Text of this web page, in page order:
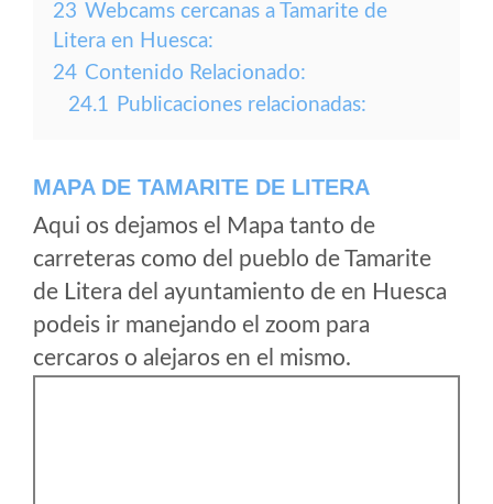
23 Webcams cercanas a Tamarite de
Litera en Huesca:
24 Contenido Relacionado:
24.1 Publicaciones relacionadas:
MAPA DE TAMARITE DE LITERA
Aqui os dejamos el Mapa tanto de
carreteras como del pueblo de Tamarite
de Litera del ayuntamiento de en Huesca
podeis ir manejando el zoom para
cercaros o alejaros en el mismo.